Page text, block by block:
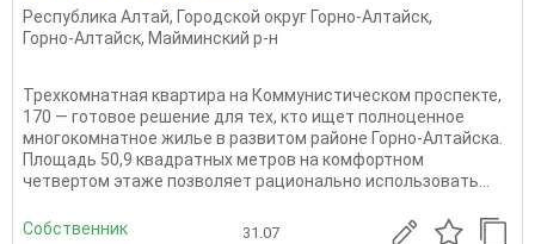
Республика Алтай, Городской округ Горно-Алтайск,
Горно-Алтайск, Майминский р-н
Трехкомнатная квартира на Коммунистическом проспекте,
170 — готовое решение для тех, кто ищет полноценное
многокомнатное жилье в развитом районе Горно-Алтайска.
Площадь 50,9 квадратных метров на комфортном
четвертом этаже позволяет рационально использовать...
Собственник 31.07